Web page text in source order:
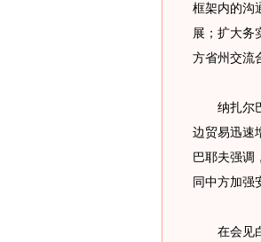
框架内的沟
展；扩大务
方省州交流
纳扎尔巴
边贸易迅速
巴耶夫强调
同中方加强
在会见白